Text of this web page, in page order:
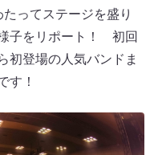
ってステージを盛り
子をリポート！ 初回
初登場の人気バンドま
す！